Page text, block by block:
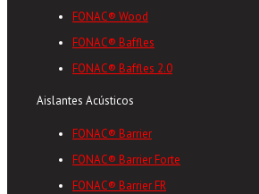
FONAC® Wood
FONAC® Baffles
FONAC® Baffles 2.0
Aislantes Acústicos
FONAC® Barrier
FONAC® Barrier Forte
FONAC® Barrier FR